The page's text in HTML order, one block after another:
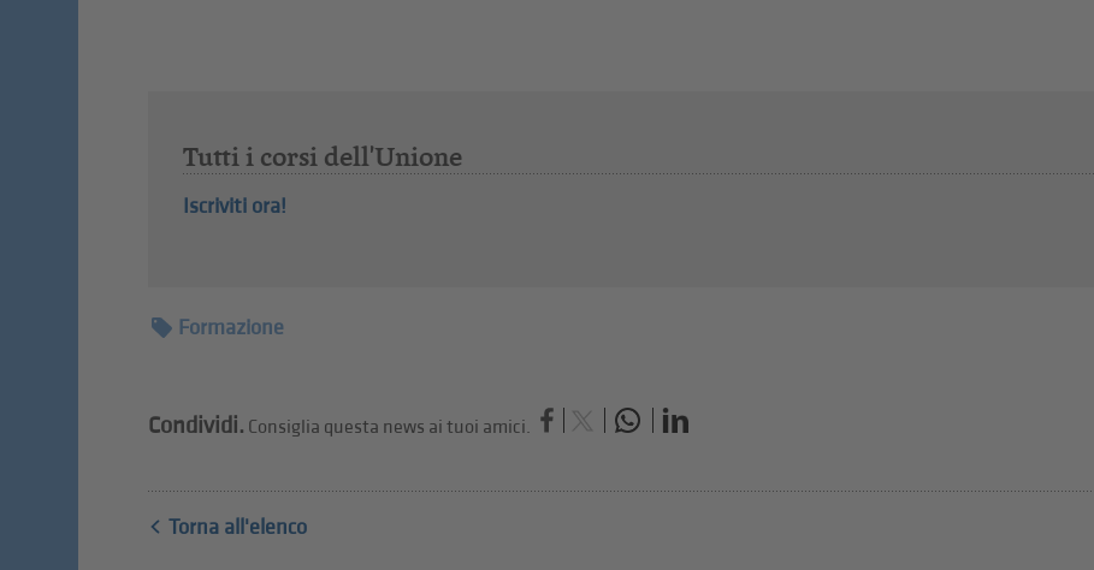
Tutti i corsi dell'Unione
Iscriviti ora!
Formazione
Condividi. Consiglia questa news ai tuoi amici.
Torna all'elenco